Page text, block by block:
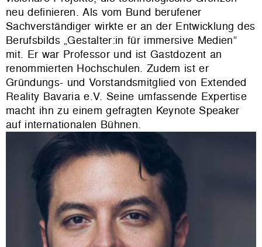
neu definieren. Als vom Bund berufener
Sachverständiger wirkte er an der Entwicklung des
Berufsbilds „Gestalter:in für immersive Medien“
mit. Er war Professor und ist Gastdozent an
renommierten Hochschulen. Zudem ist er
Gründungs- und Vorstandsmitglied von Extended
Reality Bavaria e.V. Seine umfassende Expertise
macht ihn zu einem gefragten Keynote Speaker
auf internationalen Bühnen.